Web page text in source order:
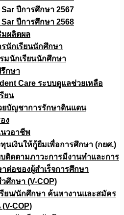
Sar ปีการศึกษา 2567
Sar ปีการศึกษา 2568
มผลิตผล
นักเรียนนักศึกษา
มนักเรียนนักศึกษา
กษา
Care ระบบดูแลช่วยเหลือ
ยน
ยบัญชาการรักษาดินแดน
ง
วอาชีพ
นเงินให้กู้ยืมเพื่อการศึกษา (กยศ.)
ติดตามภาวะการมีงานทำและการ
ต่อของผู้สำเร็จการศึกษา
ศึกษา (V-COP)
รียน/นักศึกษา ค้นหางานและสมัคร
(V-COP)